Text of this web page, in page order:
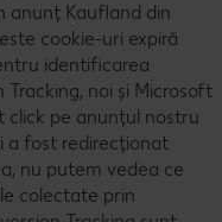
anunț Kaufland din
cookie-uri expiră
identificarea
Tracking, noi și Microsoft
pe anunțul nostru
a fost redirecționat
nu putem vedea ce
colectate prin